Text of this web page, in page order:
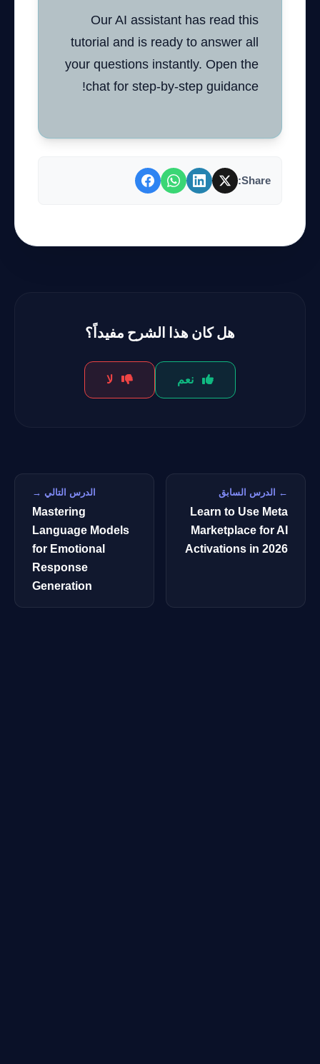
Our AI assistant has read this
tutorial and is ready to answer all
your questions instantly. Open the
chat for step-by-step guidance!
Share:
هل كان هذا الشرح مفيداً؟
نعم لا
← الدرس السابق
Learn to Use Meta
Marketplace for AI
Activations in 2026
الدرس التالي →
Mastering
Language Models
for Emotional
Response
Generation